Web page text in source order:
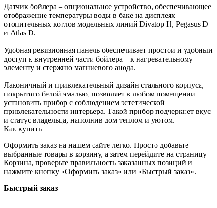
Датчик бойлера – опциональное устройство, обеспечивающее
отображение температуры воды в баке на дисплеях
отопительных котлов модельных линий Divatop H, Pegasus D
и Atlas D.
Удобная ревизионная панель обеспечивает простой и удобный
доступ к внутренней части бойлера – к нагревательному
элементу и стержню магниевого анода.
Лаконичный и привлекательный дизайн стального корпуса,
покрытого белой эмалью, позволяет в любом помещении
установить прибор с соблюдением эстетической
привлекательности интерьера. Такой прибор подчеркнет вкус
и статус владельца, наполнив дом теплом и уютом.
Как купить
Оформить заказ на нашем сайте легко. Просто добавьте
выбранные товары в корзину, а затем перейдите на страницу
Корзина, проверьте правильность заказанных позиций и
нажмите кнопку «Оформить заказ» или «Быстрый заказ».
Быстрый заказ